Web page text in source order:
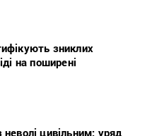
зниклих
на поширені
неволі цивільним: уряд